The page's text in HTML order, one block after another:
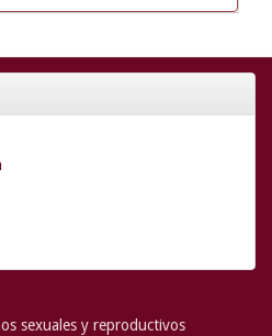
sexuales y reproductivos